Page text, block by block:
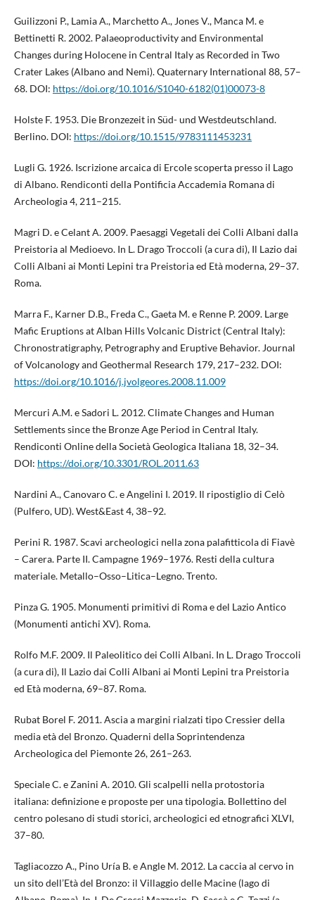
Guilizzoni P., Lamia A., Marchetto A., Jones V., Manca M. e
Bettinetti R. 2002. Palaeoproductivity and Environmental
Changes during Holocene in Central Italy as Recorded in Two
Crater Lakes (Albano and Nemi). Quaternary International 88, 57–
68. DOI: https://doi.org/10.1016/S1040-6182(01)00073-8
Holste F. 1953. Die Bronzezeit in Süd- und Westdeutschland.
Berlino. DOI: https://doi.org/10.1515/9783111453231
Lugli G. 1926. Iscrizione arcaica di Ercole scoperta presso il Lago
di Albano. Rendiconti della Pontificia Accademia Romana di
Archeologia 4, 211–215.
Magri D. e Celant A. 2009. Paesaggi Vegetali dei Colli Albani dalla
Preistoria al Medioevo. In L. Drago Troccoli (a cura di), Il Lazio dai
Colli Albani ai Monti Lepini tra Preistoria ed Età moderna, 29–37.
Roma.
Marra F., Karner D.B., Freda C., Gaeta M. e Renne P. 2009. Large
Mafic Eruptions at Alban Hills Volcanic District (Central Italy):
Chronostratigraphy, Petrography and Eruptive Behavior. Journal
of Volcanology and Geothermal Research 179, 217–232. DOI:
https://doi.org/10.1016/j.jvolgeores.2008.11.009
Mercuri A.M. e Sadori L. 2012. Climate Changes and Human
Settlements since the Bronze Age Period in Central Italy.
Rendiconti Online della Società Geologica Italiana 18, 32–34.
DOI: https://doi.org/10.3301/ROL.2011.63
Nardini A., Canovaro C. e Angelini I. 2019. Il ripostiglio di Celò
(Pulfero, UD). West&East 4, 38–92.
Perini R. 1987. Scavi archeologici nella zona palafitticola di Fiavè
– Carera. Parte II. Campagne 1969–1976. Resti della cultura
materiale. Metallo–Osso–Litica–Legno. Trento.
Pinza G. 1905. Monumenti primitivi di Roma e del Lazio Antico
(Monumenti antichi XV). Roma.
Rolfo M.F. 2009. Il Paleolitico dei Colli Albani. In L. Drago Troccoli
(a cura di), Il Lazio dai Colli Albani ai Monti Lepini tra Preistoria
ed Età moderna, 69–87. Roma.
Rubat Borel F. 2011. Ascia a margini rialzati tipo Cressier della
media età del Bronzo. Quaderni della Soprintendenza
Archeologica del Piemonte 26, 261–263.
Speciale C. e Zanini A. 2010. Gli scalpelli nella protostoria
italiana: definizione e proposte per una tipologia. Bollettino del
centro polesano di studi storici, archeologici ed etnografici XLVI,
37–80.
Tagliacozzo A., Pino Uría B. e Angle M. 2012. La caccia al cervo in
un sito dell’Età del Bronzo: il Villaggio delle Macine (lago di